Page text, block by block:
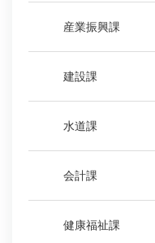
産業振興課
建設課
水道課
会計課
健康福祉課